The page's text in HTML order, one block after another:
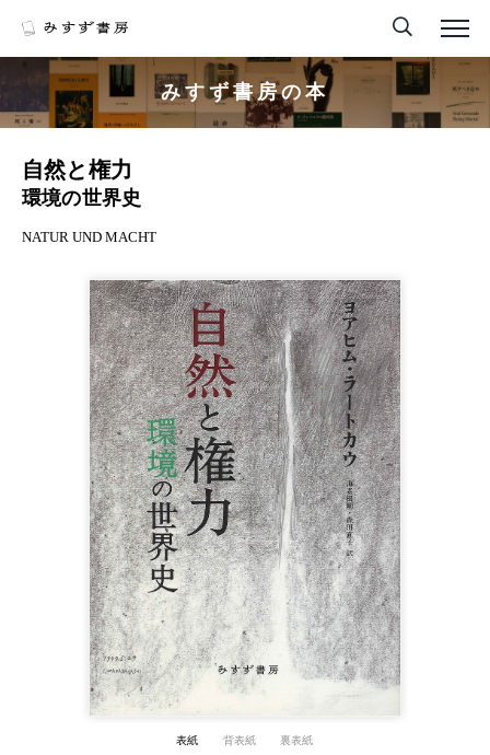
みすず書房の本
自然と権力
環境の世界史
NATUR UND MACHT
表紙 背表紙 裏表紙